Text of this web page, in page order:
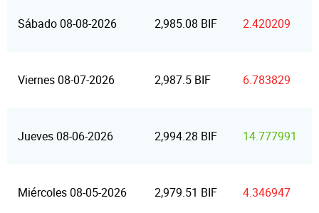
Sábado 08-08-2026 2,985.08 BIF 2.420209
Viernes 08-07-2026 2,987.5 BIF 6.783829
Jueves 08-06-2026 2,994.28 BIF 14.777991
Miércoles 08-05-2026 2,979.51 BIF 4.346947